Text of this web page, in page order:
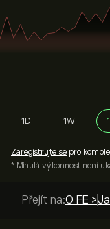
1D 1W
Zaregistrujte se pro
* Minulá výkonnost není
Přejít na:O FE >